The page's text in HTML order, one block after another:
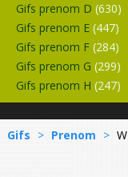
Gifs prenom D (630)
Gifs prenom E (447)
Gifs prenom F (284)
Gifs prenom G (299)
Gifs prenom H (247)
Gifs > Prenom > W